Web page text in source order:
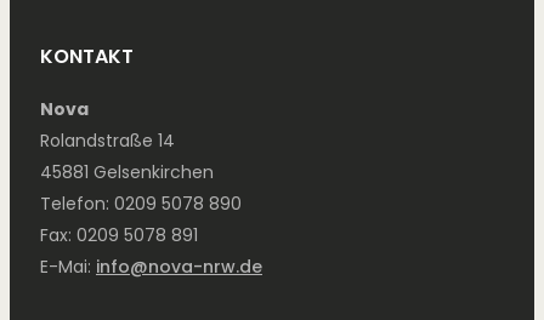
KONTAKT
Nova
Rolandstraße 14
45881 Gelsenkirchen
Telefon: 0209 5078 890
Fax: 0209 5078 891
E-Mai: info@nova-nrw.de